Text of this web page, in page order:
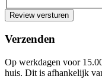
Review versturen
Verzenden
Op werkdagen voor
huis. Dit is afhankelijk